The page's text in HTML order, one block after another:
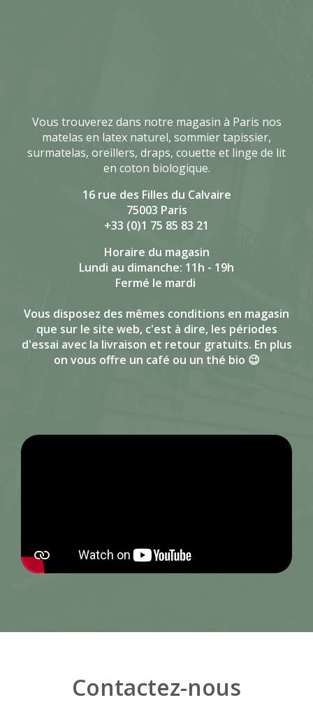
Vous trouverez dans notre magasin à Paris nos
matelas en latex naturel, sommier tapissier,
surmatelas, oreillers, draps, couette et linge de lit
en coton biologique.
16 rue des Filles du Calvaire
75003 Paris
+33 (0)1 75 85 83 21
Horaire du magasin
Lundi au dimanche: 11h - 19h
Fermé le mardi
Vous disposez des mêmes conditions en magasin
que sur le site web, c'est à dire, les périodes
d'essai avec la livraison et retour gratuits. En plus
on vous offre un café ou un thé bio 😉
Contactez-nous